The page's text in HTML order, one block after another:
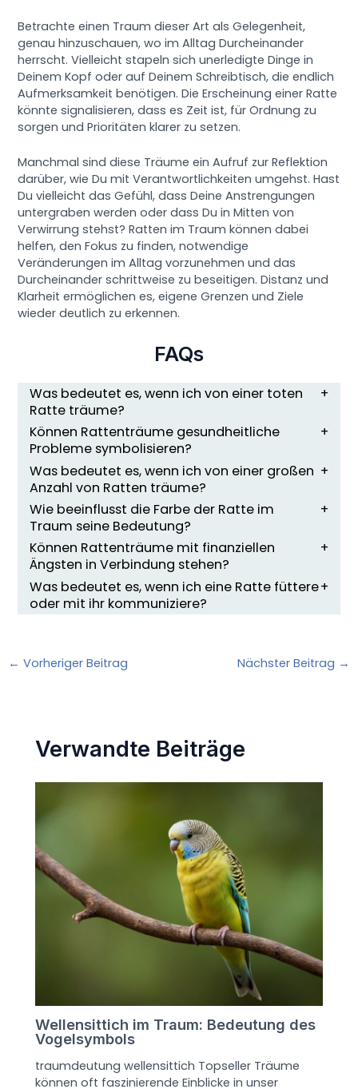
Betrachte einen Traum dieser Art als Gelegenheit,
genau hinzuschauen, wo im Alltag Durcheinander
herrscht. Vielleicht stapeln sich unerledigte Dinge in
Deinem Kopf oder auf Deinem Schreibtisch, die endlich
Aufmerksamkeit benötigen. Die Erscheinung einer Ratte
könnte signalisieren, dass es Zeit ist, für Ordnung zu
sorgen und Prioritäten klarer zu setzen.
Manchmal sind diese Träume ein Aufruf zur Reflektion
darüber, wie Du mit Verantwortlichkeiten umgehst. Hast
Du vielleicht das Gefühl, dass Deine Anstrengungen
untergraben werden oder dass Du in Mitten von
Verwirrung stehst? Ratten im Traum können dabei
helfen, den Fokus zu finden, notwendige
Veränderungen im Alltag vorzunehmen und das
Durcheinander schrittweise zu beseitigen. Distanz und
Klarheit ermöglichen es, eigene Grenzen und Ziele
wieder deutlich zu erkennen.
FAQs
Was bedeutet es, wenn ich von einer toten
Ratte träume?
Können Rattenträume gesundheitliche
Probleme symbolisieren?
Was bedeutet es, wenn ich von einer großen
Anzahl von Ratten träume?
Wie beeinflusst die Farbe der Ratte im
Traum seine Bedeutung?
Können Rattenträume mit finanziellen
Ängsten in Verbindung stehen?
Was bedeutet es, wenn ich eine Ratte füttere
oder mit ihr kommuniziere?
← Vorheriger Beitrag Nächster Beitrag →
Verwandte Beiträge
Wellensittich im Traum: Bedeutung des
Vogelsymbols
traumdeutung wellensittich Topseller Träume
können oft faszinierende Einblicke in unser